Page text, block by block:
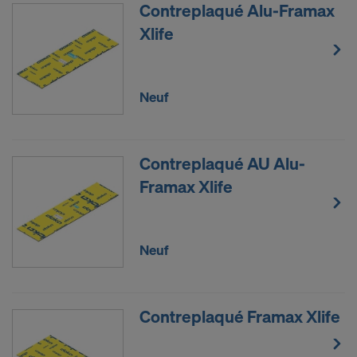
Contreplaqué Alu-Framax
Xlife
Neuf
Contreplaqué AU Alu-
Framax Xlife
Neuf
Contreplaqué Framax Xlife
Certains de nos partenaires ont leur succursale aux
États-Unis. Nous transmettons vos données à
caractère personnel à nos partenaires aux États-
Unis, manuellement ou via une interface.
Nous tenons à vous informer que l’arrêt du 16 juillet
d’adéquation qui autorisait un transfert de données
à caractère personnel aux États-Unis. Par
conséquent les États-Unis, en tant que pays tiers,
ne fournissent pas de niveau adéquat de
protection des données.
Pour vous, utilisateur, le risque d’un transfert de
consiste notamment en ce que vos données sont
soumises à l’accès des autorités américaines à des
fins de contrôle et de surveillance et en ce que